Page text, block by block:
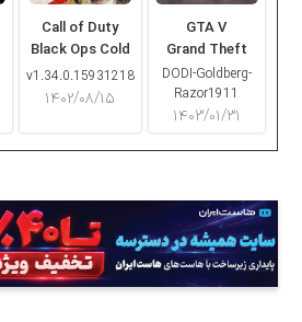
GTA V
Grand Theft
Auto V
DODI-Goldberg-
Razor1911
۱۴۰۳/۰۱/۳۱
Call of Duty
Black Ops Cold
War
v1.34.0.15931218
۱۴۰۲/۰۸/۱۵